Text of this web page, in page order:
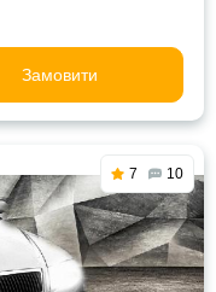
Замовити
7 10